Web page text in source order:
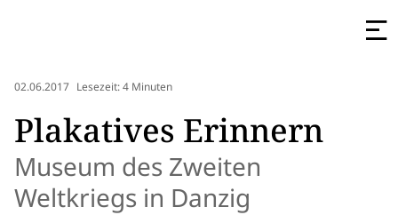
02.06.2017 Lesezeit: 4 Minuten
Plakatives Erinnern
Museum des Zweiten
Weltkriegs in Danzig